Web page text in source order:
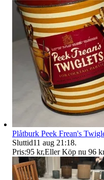
Plåtburk Peek Frean's
Sluttid11 aug 21:18.
Pris:95 kr,Eller Köp nu 96 kr